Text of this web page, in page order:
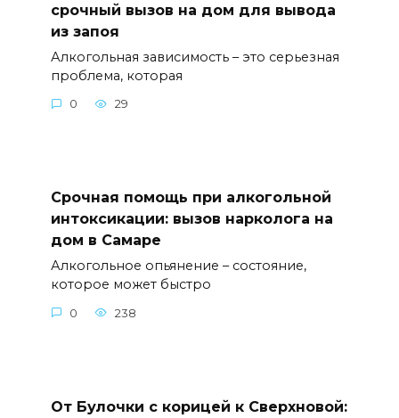
срочный вызов на дом для вывода
из запоя
Алкогольная зависимость – это серьезная
проблема, которая
0 29
Срочная помощь при алкогольной
интоксикации: вызов нарколога на
дом в Самаре
Алкогольное опьянение – состояние,
которое может быстро
0 238
От Булочки с корицей к Сверхновой: